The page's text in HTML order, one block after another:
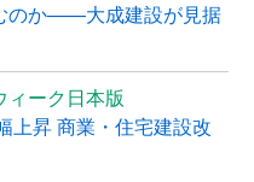
のか――大成建設が見据
ィーク日本版
上昇 商業・住宅建設改